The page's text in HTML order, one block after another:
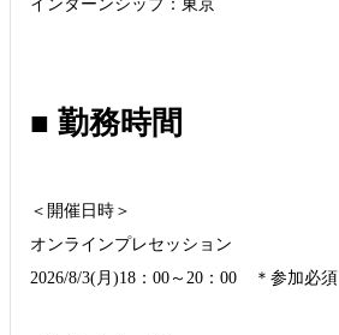
インターンシップ：東京
■ 勤務時間
＜開催日時＞
オンラインプレセッション
2026/8/3(月)18：00～20：00 ＊参加必須